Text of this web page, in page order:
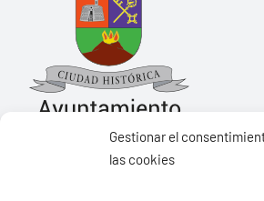
Gestionar el
las cookies